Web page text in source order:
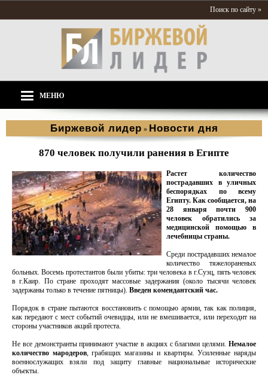
Поиск по сайту »
МЕНЮ
Биржевой лидер » Новости дня
870 человек получили ранения в Египте
Растет количество
пострадавших в уличных
беспорядках по всему
Египту. Как сообщается, на
28 января почти 900
человек обратились за
медицинской помощью в
лечебницы страны.
Среди пострадавших немалое
количество тяжелораненых
больных. Восемь протестантов были убиты: три человека в г.Суэц, пять человек
в г.Каир. По стране проходят массовые задержания (около тысячи человек
задержаны только в течение пятницы). Введен комендантский час.
Порядок в стране пытаются восстановить с помощью армии, так как полиция,
как передают с мест событий очевидцы, или не вмешивается, или переходит на
стороны участников акций протеста.
Не все демонстранты принимают участие в акциях с благими целями. Немалое
количество мародеров, грабящих магазины и квартиры. Усиленные наряды
военнослужащих взяли под защиту главные национальные исторические
объекты.